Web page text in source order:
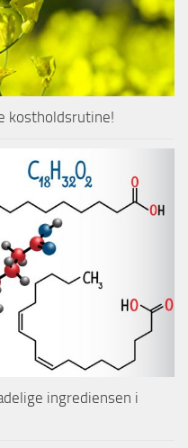
kostholdsrutine!
ingrediensen i